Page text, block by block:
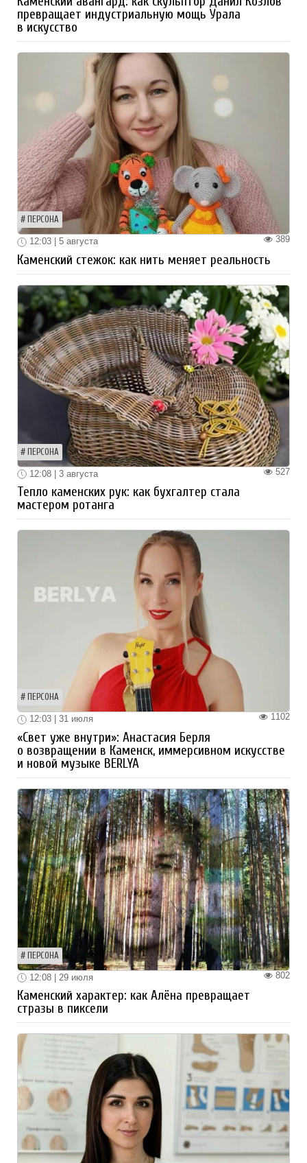
превращает индустриальную мощь Урала
в искусство
ПЕРСОНА
389
12:03 | 5 августа
Каменский стежок: как нить меняет реальность
ПЕРСОНА
527
12:08 | 3 августа
Тепло каменских рук: как бухгалтер стала
мастером ротанга
ПЕРСОНА
1102
12:03 | 31 июля
«Свет уже внутри»: Анастасия Берля
о возвращении в Каменск, иммерсивном искусстве
и новой музыке BERLYA
ПЕРСОНА
802
12:08 | 29 июля
Каменский характер: как Алёна превращает
стразы в пиксели